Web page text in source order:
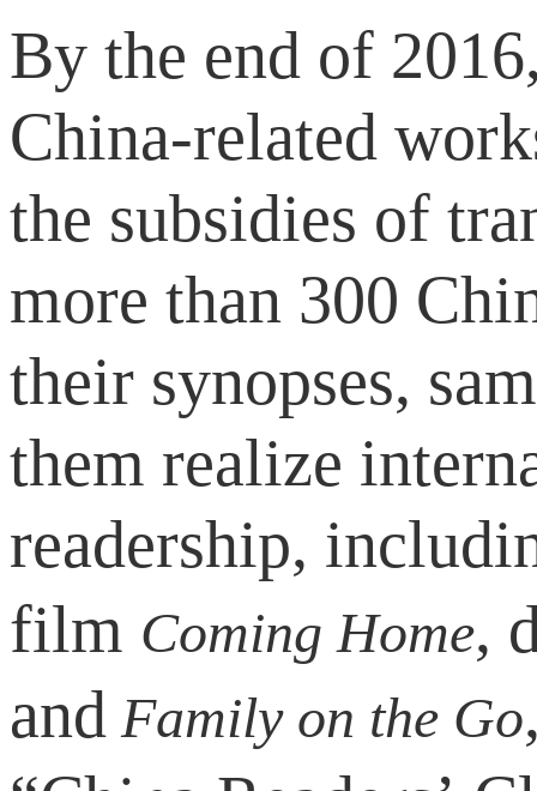
By the end of
China-related
the subsidies of
more than 300
their synopses,
them realize
readership,
film Coming Home,
and Familyon the Go